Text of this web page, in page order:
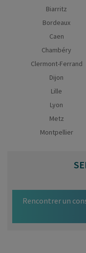
Biarritz
Bordeaux
Caen
Chambéry
Clermont-Ferrand
Dijon
Lille
Lyon
Metz
Montpellier
Rencontrer un